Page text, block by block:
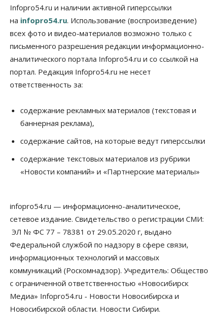
Общество
«За тех, у кого от 270 баллов,
настоящая борьба»: вузы настойчиво
обзванивают новосибирских высокобалльников
перед зачислением
Власть
Режим ЧС ввели в Омской области из-за засухи
Власть Общество
Новосибирск готовится к визиту Владимира
06 Августа 2026, 12:05
Бизнес Недвижимость Общество
Росреестр назвал главные причины
Телекоммуникации
В 16 населённых пунктах Мошковского района
модернизировали мобильную связь
06 Августа 2026, 11:35
Бизнес Право&Порядок ПроБизнес
Злоумышленники опять атакуют
новосибирские компании через электронную
почту
06 Августа 2026, 11:00
Infopro54.ru и наличии активной гиперссылки
на infopro54.ru. Использование (воспроизведение)
всех фото и видео-материалов возможно только с
письменного разрешения редакции информационно-
аналитического портала Infopro54.ru и со ссылкой на
портал. Редакция Infopro54.ru не несет
ответственность за:
содержание рекламных материалов (текстовая и
баннерная реклама),
содержание сайтов, на которые ведут гиперссылки
содержание текстовых материалов из рубрики
«Новости компаний» и «Партнерские материалы»
infopro54.ru — информационно-аналитическое,
сетевое издание. Свидетельство о регистрации СМИ:
ЭЛ № ФС 77 – 78381 от 29.05.2020 г, выдано
Федеральной службой по надзору в сфере связи,
информационных технологий и массовых
коммуникаций (Роскомнадзор). Учредитель: Общество
с ограниченной ответственностью «Новосибирск
Медиа» Infopro54.ru - Новости Новосибирска и
Новосибирской области. Новости Сибири.